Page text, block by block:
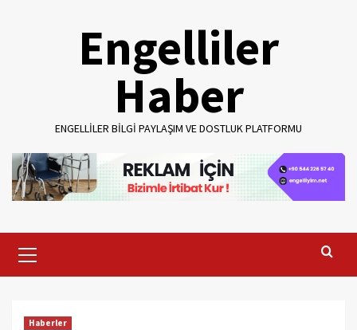
Engelliler
Haber
ENGELLILER BILGI PAYLAŞIM VE DOSTLUK PLATFORMU
Menu
Haberler